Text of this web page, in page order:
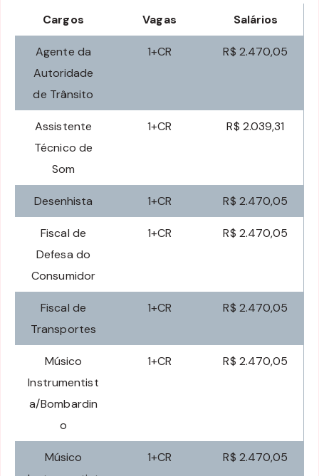
Cargos Vagas Salários
Agente da
Autoridade
de Trânsito
1+CR R$ 2.470,05
Assistente
Técnico de
Som
1+CR R$ 2.039,31
Desenhista 1+CR R$ 2.470,05
Fiscal de
Defesa do
Consumidor
1+CR R$ 2.470,05
Fiscal de
Transportes
1+CR R$ 2.470,05
Músico
Instrumentist
a/Bombardin
o
1+CR R$ 2.470,05
Músico
1+CR R$ 2.470,05